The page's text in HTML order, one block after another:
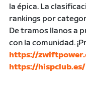
la épica. La
rankings por
De tramos llanos a
con la comunidad.
https://
https://hispclub.es/